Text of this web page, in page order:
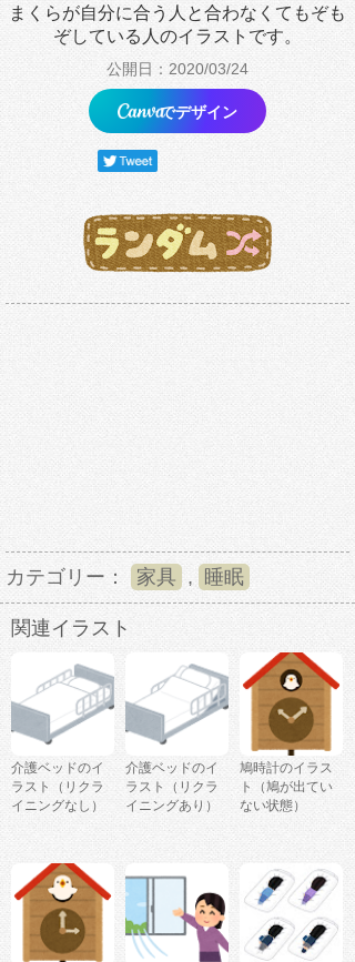
まくらが自分に合う人と合わなくてもぞも
ぞしている人のイラストです。
公開日：2020/03/24
でデザイン
カテゴリー： 家具 , 睡眠
関連イラスト
介護ベッドのイ
ラスト（リクラ
イニングなし）
介護ベッドのイ
ラスト（リクラ
イニングあり）
鳩時計のイラス
ト（鳩が出てい
ない状態）